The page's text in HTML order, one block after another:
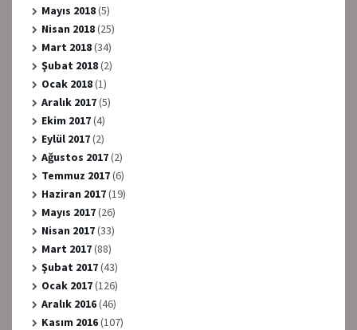
Mayıs 2018(5)
Nisan 2018(25)
Mart 2018(34)
Şubat 2018(2)
Ocak 2018(1)
Aralık 2017(5)
Ekim 2017(4)
Eylül 2017(2)
Ağustos 2017(2)
Temmuz 2017(6)
Haziran 2017(19)
Mayıs 2017(26)
Nisan 2017(33)
Mart 2017(88)
Şubat 2017(43)
Ocak 2017(126)
Aralık 2016(46)
Kasım 2016(107)